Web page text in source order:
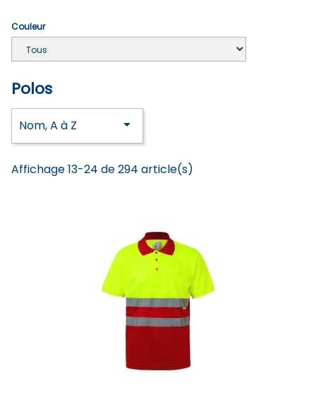
Couleur
Polos
Nom, A à Z 
Affichage 13-24 de 294 article(s)